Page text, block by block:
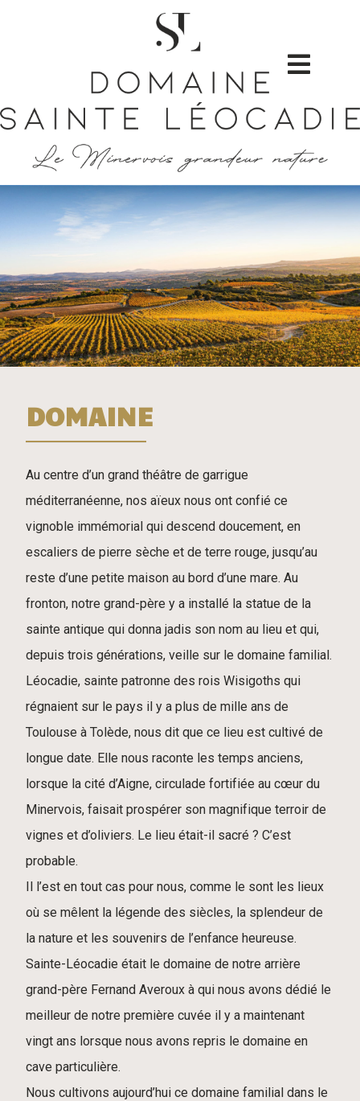
DOMAINE
Au centre d’un grand théâtre de garrigue
méditerranéenne, nos aïeux nous ont confié ce
vignoble immémorial qui descend doucement, en
escaliers de pierre sèche et de terre rouge, jusqu’au
reste d’une petite maison au bord d’une mare. Au
fronton, notre grand-père y a installé la statue de la
sainte antique qui donna jadis son nom au lieu et qui,
depuis trois générations, veille sur le domaine familial.
Léocadie, sainte patronne des rois Wisigoths qui
régnaient sur le pays il y a plus de mille ans de
Toulouse à Tolède, nous dit que ce lieu est cultivé de
longue date. Elle nous raconte les temps anciens,
lorsque la cité d’Aigne, circulade fortifiée au cœur du
Minervois, faisait prospérer son magnifique terroir de
vignes et d’oliviers. Le lieu était-il sacré ? C’est
probable.
Il l’est en tout cas pour nous, comme le sont les lieux
où se mêlent la légende des siècles, la splendeur de
la nature et les souvenirs de l’enfance heureuse.
Sainte-Léocadie était le domaine de notre arrière
grand-père Fernand Averoux à qui nous avons dédié le
meilleur de notre première cuvée il y a maintenant
vingt ans lorsque nous avons repris le domaine en
cave particulière.
Nous cultivons aujourd’hui ce domaine familial dans le